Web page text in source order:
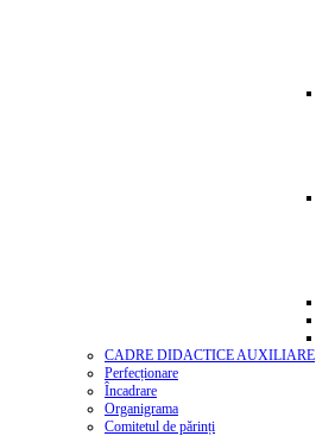
CADRE DIDACTICE AUXILIARE
Perfecționare
Încadrare
Organigrama
Comitetul de părinți